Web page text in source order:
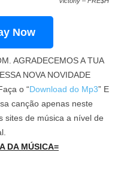
Now
AGRADECEMOS A TUA
NOVA NOVIDADE
Faça o “Download do Mp3” E
canção apenas neste
sites de música a nível de
DA MÚSICA=